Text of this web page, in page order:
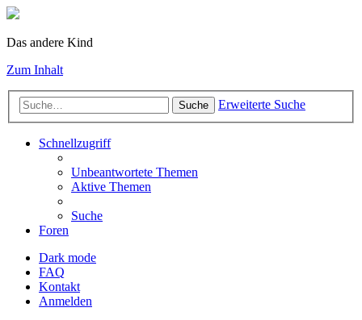
Das andere Kind
Zum Inhalt
Suche Erweiterte Suche
Schnellzugriff
Unbeantwortete Themen
Aktive Themen
Suche
Foren
Dark mode
FAQ
Kontakt
Anmelden